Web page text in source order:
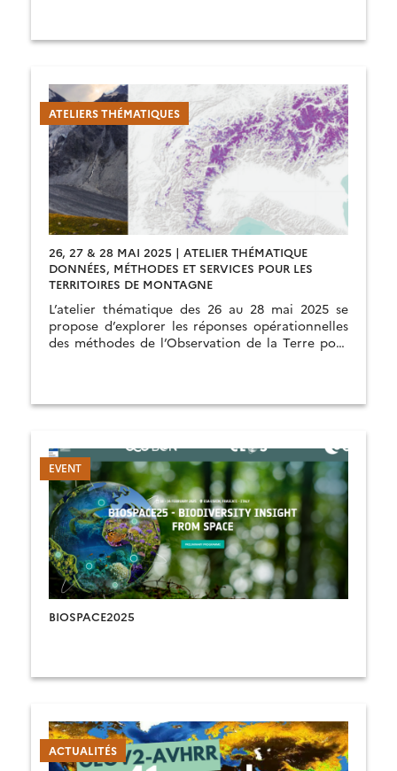
ATELIERS THÉMATIQUES
26, 27 & 28 MAI 2025 | ATELIER THÉMATIQUE
DONNÉES, MÉTHODES ET SERVICES POUR LES
TERRITOIRES DE MONTAGNE
L’atelier thématique des 26 au 28 mai 2025 se
propose d’explorer les réponses opérationnelles
des méthodes de l’Observation de la Terre pour
BIOSPACE2025
ACTUALITÉS